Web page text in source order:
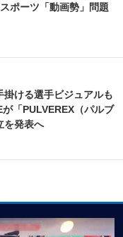
ポーツ「動画勢」問題
掛ける選手ビジュアルも
「PULVEREX（パルブ
を発表へ